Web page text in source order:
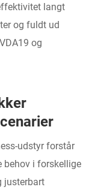
langt
og fuldt ud
og
udstyr forstår
behov i forskellige
justerbart